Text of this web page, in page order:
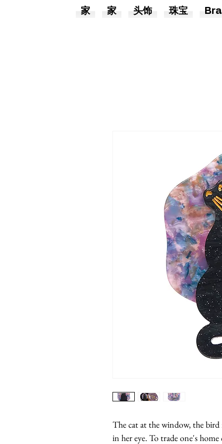
The cat at the window, the bird
in her eye. To trade one's
家 家 头饰 珠宝